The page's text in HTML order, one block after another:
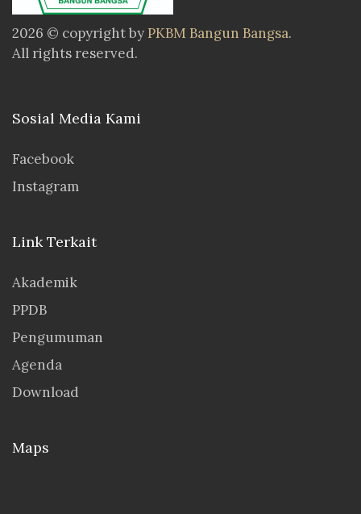
2026 © copyright by PKBM Bangun Bangsa.
All rights reserved.
Sosial Media Kami
Facebook
Instagram
Link Terkait
Akademik
PPDB
Pengumuman
Agenda
Download
Maps